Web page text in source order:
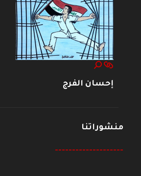
إحسان الفرج
منشوراتنا
--------------------